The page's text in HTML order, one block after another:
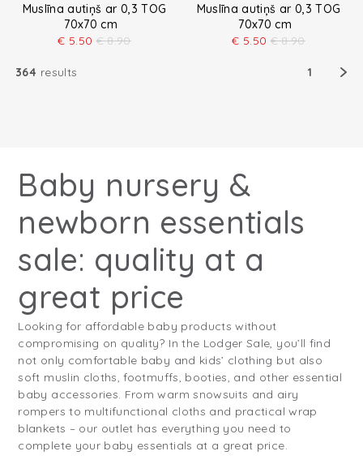
Muslīna autiņš ar 0,3 TOG
70x70 cm
€ 5.50 € 8.90
Muslīna autiņš ar 0,3 TOG
70x70 cm
€ 5.50 € 8.90
364 results 1
Baby nursery &
newborn essentials
sale: quality at a
great price
Looking for affordable baby products without
compromising on quality? In the Lodger Sale, you’ll find
not only comfortable baby and kids’ clothing but also
soft muslin cloths, footmuffs, booties, and other essential
baby accessories. From warm snowsuits and airy
rompers to multifunctional cloths and practical wrap
blankets – our outlet has everything you need to
complete your baby essentials at a great price.